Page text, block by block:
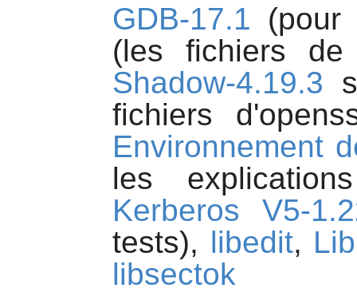
GDB-17.1
(les fichiers
Shadow-4.19.3
fichiers
Environnement
les
Kerberos V5-
tests), libedit,
libsectok